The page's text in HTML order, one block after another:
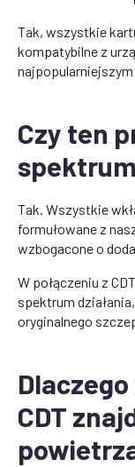
Tak, wszystkie
kompatybilne z
Czy ten
Tak. Wszystkie
formułowane z
wzbogacone o
W połączeniu z
spektrum
oryginalnego
CDT